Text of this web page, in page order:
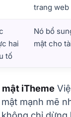
trang web
hai
tố
Nó bổ
mật cho
mật iTheme
mạnh mẽ